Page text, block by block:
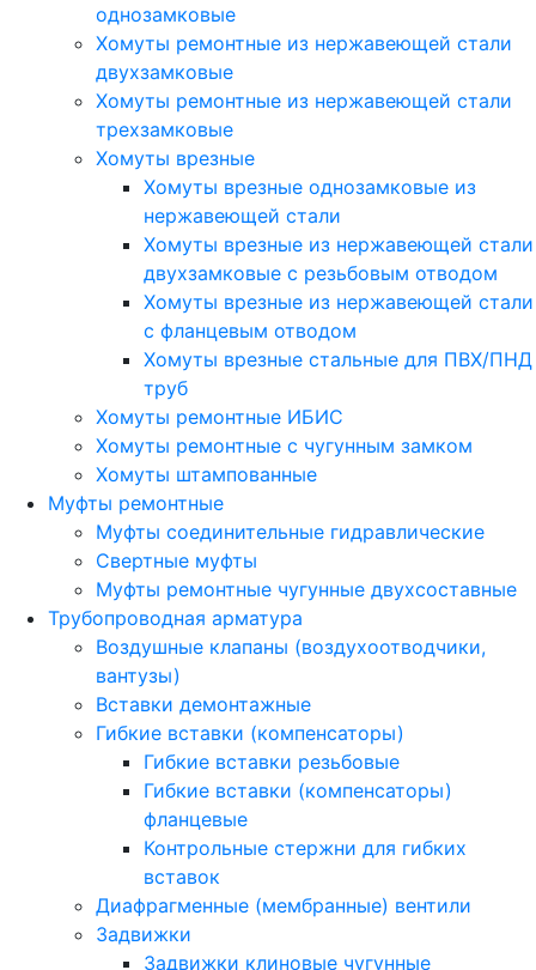
однозамковые
Хомуты ремонтные из нержавеющей стали
двухзамковые
Хомуты ремонтные из нержавеющей стали
трехзамковые
Хомуты врезные
Хомуты врезные однозамковые из
нержавеющей стали
Хомуты врезные из нержавеющей стали
двухзамковые с резьбовым отводом
Хомуты врезные из нержавеющей стали
с фланцевым отводом
Хомуты врезные стальные для ПВХ/ПНД
труб
Хомуты ремонтные ИБИС
Хомуты ремонтные с чугунным замком
Хомуты штампованные
Муфты ремонтные
Муфты соединительные гидравлические
Свертные муфты
Муфты ремонтные чугунные двухсоставные
Трубопроводная арматура
Воздушные клапаны (воздухоотводчики,
вантузы)
Вставки демонтажные
Гибкие вставки (компенсаторы)
Гибкие вставки резьбовые
Гибкие вставки (компенсаторы)
фланцевые
Контрольные стержни для гибких
вставок
Диафрагменные (мембранные) вентили
Задвижки
Задвижки клиновые чугунные